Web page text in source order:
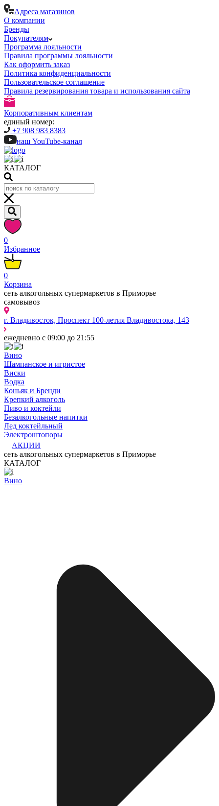
Адреса магазинов
О компании
Бренды
Покупателям
Программа лояльности
Правила программы лояльности
Как оформить заказ
Политика конфиденциальности
Пользовательское соглашение
Правила резервирования товара и использования сайта
Корпоративным клиентам
единый номер:
+7 908 983 8383
наш YouTube-канал
КАТАЛОГ
0
Избранное
0
Корзина
сеть алкогольных супермаркетов в Приморье
самовывоз
г. Владивосток, Проспект 100-летия Владивостока, 143
ежедневно с 09:00 до 21:55
Вино
Шампанское и игристое
Виски
Водка
Коньяк и Бренди
Крепкий алкоголь
Пиво и коктейли
Безалкогольные напитки
Лед коктейльный
Электроштопоры
АКЦИИ
сеть алкогольных супермаркетов в Приморье
КАТАЛОГ
Вино